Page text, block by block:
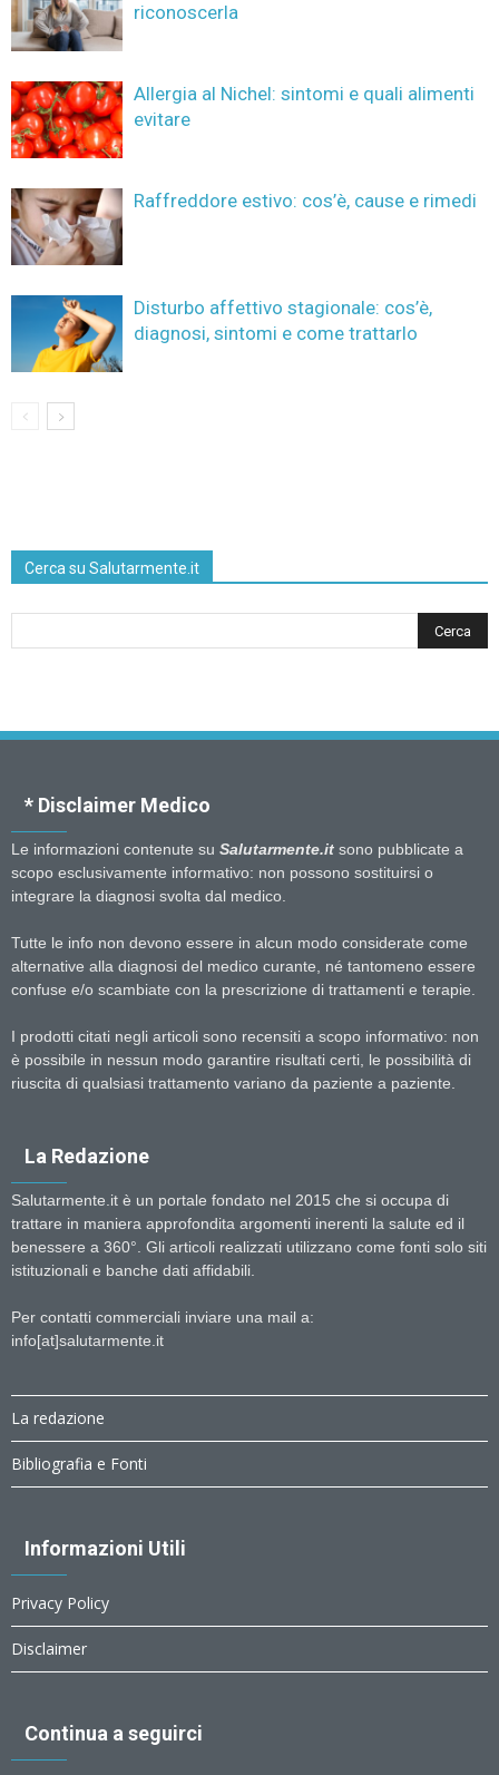
riconoscerla
Allergia al Nichel: sintomi e quali alimenti
evitare
Raffreddore estivo: cos’è, cause e rimedi
Disturbo affettivo stagionale: cos’è,
diagnosi, sintomi e come trattarlo
Cerca su Salutarmente.it
* Disclaimer Medico
Le informazioni contenute su Salutarmente.it sono pubblicate a
scopo esclusivamente informativo: non possono sostituirsi o
integrare la diagnosi svolta dal medico.
Tutte le info non devono essere in alcun modo considerate come
alternative alla diagnosi del medico curante, né tantomeno essere
confuse e/o scambiate con la prescrizione di trattamenti e terapie.
I prodotti citati negli articoli sono recensiti a scopo informativo: non
è possibile in nessun modo garantire risultati certi, le possibilità di
riuscita di qualsiasi trattamento variano da paziente a paziente.
La Redazione
Salutarmente.it è un portale fondato nel 2015 che si occupa di
trattare in maniera approfondita argomenti inerenti la salute ed il
benessere a 360°. Gli articoli realizzati utilizzano come fonti solo siti
istituzionali e banche dati affidabili.
Per contatti commerciali inviare una mail a:
info[at]salutarmente.it
La redazione
Bibliografia e Fonti
Informazioni Utili
Privacy Policy
Disclaimer
Continua a seguirci